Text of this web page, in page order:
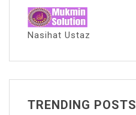
Nasihat Ustaz
TRENDING POSTS